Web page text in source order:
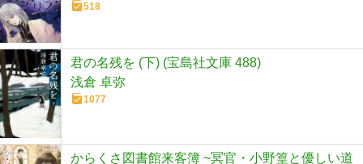
518
君の名残を (下) (宝島社文庫 488)
浅倉 卓弥
1077
からくさ図書館来客簿 ~冥官・小野篁と優しい道